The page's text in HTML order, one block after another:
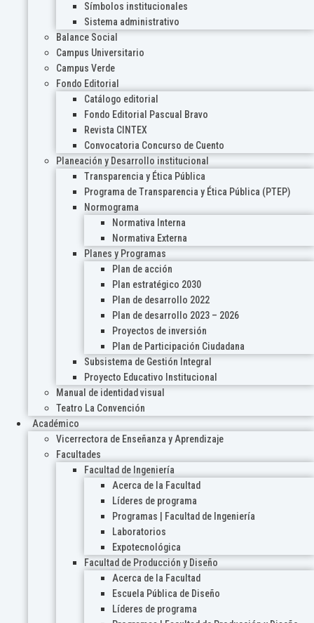
Símbolos institucionales
Sistema administrativo
Balance Social
Campus Universitario
Campus Verde
Fondo Editorial
Catálogo editorial
Fondo Editorial Pascual Bravo
Revista CINTEX
Convocatoria Concurso de Cuento
Planeación y Desarrollo institucional
Transparencia y Ética Pública
Programa de Transparencia y Ética Pública (PTEP)
Normograma
Normativa Interna
Normativa Externa
Planes y Programas
Plan de acción
Plan estratégico 2030
Plan de desarrollo 2022
Plan de desarrollo 2023 – 2026
Proyectos de inversión
Plan de Participación Ciudadana
Subsistema de Gestión Integral
Proyecto Educativo Institucional
Manual de identidad visual
Teatro La Convención
Académico
Vicerrectora de Enseñanza y Aprendizaje
Facultades
Facultad de Ingeniería
Acerca de la Facultad
Líderes de programa
Programas | Facultad de Ingeniería
Laboratorios
Expotecnológica
Facultad de Producción y Diseño
Acerca de la Facultad
Escuela Pública de Diseño
Líderes de programa